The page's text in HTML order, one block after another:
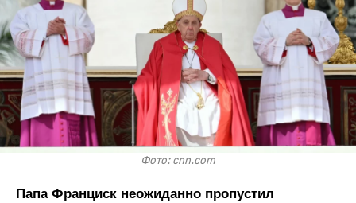
Фото: cnn.com
Папа Франциск неожиданно пропустил